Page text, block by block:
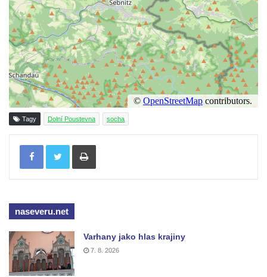
Socha svatého Jana Nepomuckého u
kostela svaté Rodiny v Českých
Budějovicích
Socha S tebou v parku na Senovážném
náměstí v Českých Budějovicích
Socha Tornádo v parku na Senovážném
náměstí v Českých Budějovicích
Českých Budějovicích
Pomník Vojtěcha Adalberta Lanny v parku
Na Sadech v Českých Budějovicích
Sadech v Českých Budějovicích
Socha Mateřství v parku Na Sadech v
Českých Budějovicích
Památník Otokara Mokrého v parku Na
Tagy Dolní Poustevna socha
Tisknout
naseveru.net
Varhany jako hlas krajiny
7. 8. 2026